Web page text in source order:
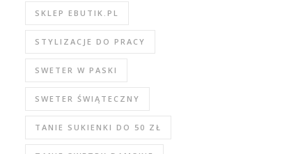
SKLEP EBUTIK.PL
STYLIZACJE DO PRACY
SWETER W PASKI
SWETER ŚWIĄTECZNY
TANIE SUKIENKI DO 50 ZŁ